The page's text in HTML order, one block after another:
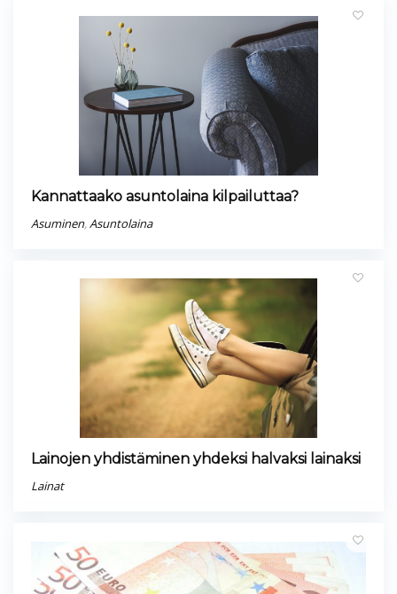
Kannattaako asuntolaina kilpailuttaa?
Asuminen,Asuntolaina
Lainojen yhdistäminen yhdeksi halvaksi lainaksi
Lainat